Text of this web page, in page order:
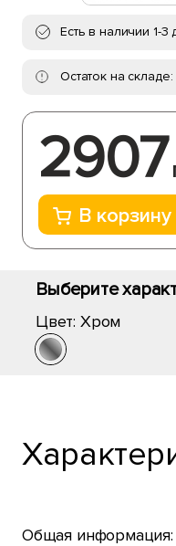
Есть в наличии 1-3
Остаток на складе:
2907
В корзину
Выберите
Цвет: Хром
Общая информация: